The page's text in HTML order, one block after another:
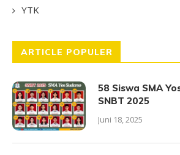
YTK
ARTICLE POPULER
58 Siswa SMA
SNBT 2025
Juni 18, 2025